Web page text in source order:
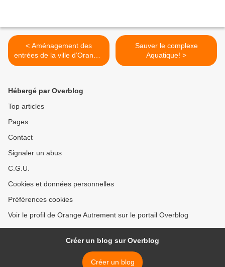
< Aménagement des
entrées de la ville d’Orange:
des lenteurs et encore
Sauver le complexe
Aquatique! >
Hébergé par Overblog
Top articles
Pages
Contact
Signaler un abus
C.G.U.
Cookies et données personnelles
Préférences cookies
Voir le profil de Orange Autrement sur le portail Overblog
Créer un blog sur Overblog
Créer un blog